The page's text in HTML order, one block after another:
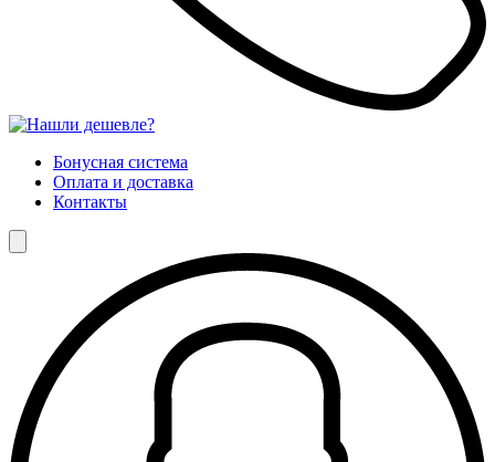
Бонусная система
Оплата и доставка
Контакты